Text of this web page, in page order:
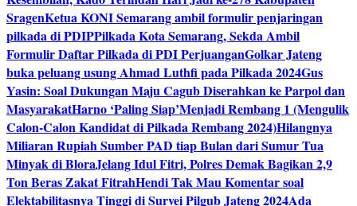
SragenKetua KONI Semarang ambil formulir penjaringan
pilkada di PDIPPilkada Kota Semarang, Sekda Ambil
Formulir Daftar Pilkada di PDI PerjuanganGolkar Jateng
buka peluang usung Ahmad Luthfi pada Pilkada 2024Gus
Yasin: Soal Dukungan Maju Cagub Diserahkan ke Parpol dan
MasyarakatHarno ‘Paling Siap’Menjadi Rembang 1 (Mengulik
Calon-Calon Kandidat di Pilkada Rembang 2024)Hilangnya
Miliaran Rupiah Sumber PAD tiap Bulan dari Sumur Tua
Minyak di BloraJelang Idul Fitri, Polres Demak Bagikan 2,9
Ton Beras Zakat FitrahHendi Tak Mau Komentar soal
Elektabilitasnya Tinggi di Survei Pilgub Jateng 2024Ada